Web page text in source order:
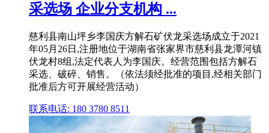
采选场 企业分支机构 ...
慈利县南山坪乡李国庆方解石矿伏龙采选场成立于2021
年05月26日,注册地位于湖南省张家界市慈利县龙潭河镇
伏龙村8组,法定代表人为李国庆。经营范围包括方解石
采选、破碎、销售。（依法须经批准的项目,经相关部门
批准后方可开展经营活动）
联系电话: 180 3780 8511